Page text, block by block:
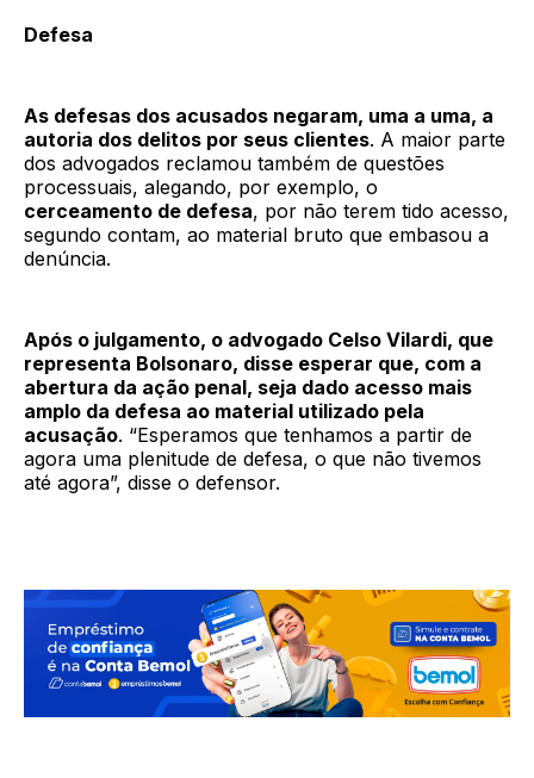
Defesa
As defesas dos acusados negaram, uma a uma, a
autoria dos delitos por seus clientes. A maior parte
dos advogados reclamou também de questões
processuais, alegando, por exemplo, o
cerceamento de defesa, por não terem tido acesso,
segundo contam, ao material bruto que embasou a
denúncia.
Após o julgamento, o advogado Celso Vilardi, que
representa Bolsonaro, disse esperar que, com a
abertura da ação penal, seja dado acesso mais
amplo da defesa ao material utilizado pela
acusação. “Esperamos que tenhamos a partir de
agora uma plenitude de defesa, o que não tivemos
até agora”, disse o defensor.